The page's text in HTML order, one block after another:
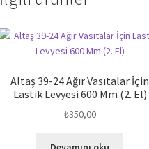
Altaş 39-24 Ağır Vasıtalar İçin
Lastik Levyesi 600 Mm (2. El)
₺350,00